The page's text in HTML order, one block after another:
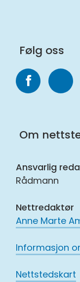
Følg oss
Facebook
Om
Ansvarlig
Rådmann
Nettredaktør
Anne Marte
Informasjon
Nettstedskart